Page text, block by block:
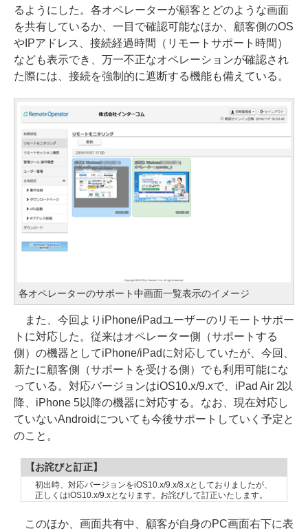
るようにした。各オペレーターが顧客とどのような画面
を共有しているか、一目で確認可能なほか、顧客側のOS
やIPアドレス、接続経過時間（リモートサポート時間）
なども表示でき、万一不正なオペレーションが確認され
た際には、接続を強制的に遮断する機能も備えている。
各オペレーターのサポート中画面一覧表示のイメージ
また、今回よりiPhone/iPadユーザーのリモートサポー
トに対応した。従来はオペレーター側（サポートする
側）の機器としてiPhone/iPadに対応していたが、今回、
新たに顧客側（サポートを受ける側）でも利用可能にな
っている。対応バージョンはiOS10.x/9.xで、iPad Air 2以
降、iPhone 5以降の機器に対応する。なお、現在対応し
ていないAndroidについても今後サポートしていく予定と
のこと。
【お詫びと訂正】
初出時、対応バージョンをiOS10.x/9.x/8.xとしておりましたが、
正しくはiOS10.x/9.xとなります。お詫びして訂正いたします。
このほか、画面共有中、顧客が自身のPC画面右下に表